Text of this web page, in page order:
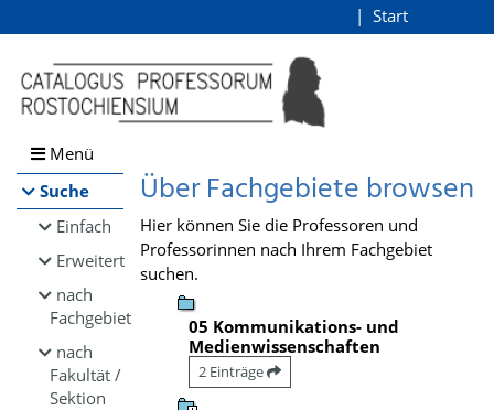
Browsen
direkt zum Inhalt
Start
Menü
Suche
Einfach
Erweitert
nach
Fachgebiet
nach
Fakultät /
Sektion
Über Fachgebiete browsen
Hier können Sie die Professoren und
Professorinnen nach Ihrem Fachgebiet
suchen.
05 Kommunikations- und
Medienwissenschaften
2 Einträge